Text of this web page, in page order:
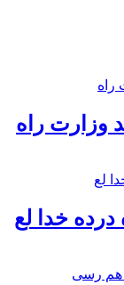
وزارت راه
خدا لع